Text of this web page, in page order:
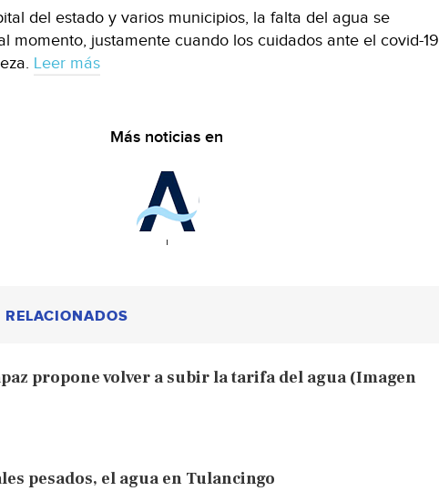
del estado y varios municipios, la falta del agua se
momento, justamente cuando los cuidados ante el covid-19
Leer más
Más noticias en
propone volver a subir la tarifa del agua (Imagen
pesados, el agua en Tulancingo